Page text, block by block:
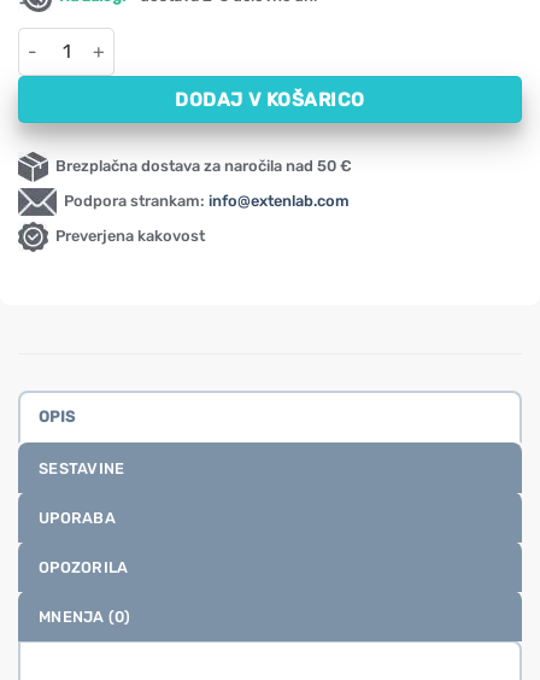
Beet Root - pesni koren v prahu NOW (340 g) količina
DODAJ V KOŠARICO
Brezplačna dostava za naročila nad 50 €
Podpora strankam: info@extenlab.com
Preverjena kakovost
OPIS
SESTAVINE
UPORABA
OPOZORILA
MNENJA (0)